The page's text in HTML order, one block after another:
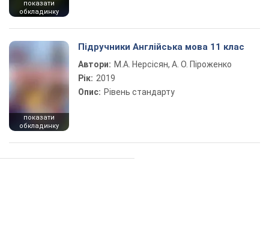
показати
обкладинку
показати
обкладинку
Підручники Англійська мова 11 клас
Автори: М.А. Нерсісян, А. О. Піроженко
Рік: 2019
Опис: Рівень стандарту